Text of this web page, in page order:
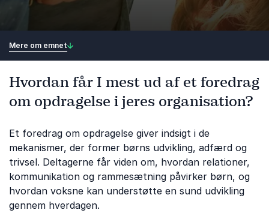
Mere om emnet
Hvordan får I mest ud af et foredrag
om opdragelse i jeres organisation?
Et foredrag om opdragelse giver indsigt i de
mekanismer, der former børns udvikling, adfærd og
trivsel. Deltagerne får viden om, hvordan relationer,
kommunikation og rammesætning påvirker børn, og
hvordan voksne kan understøtte en sund udvikling
gennem hverdagen.